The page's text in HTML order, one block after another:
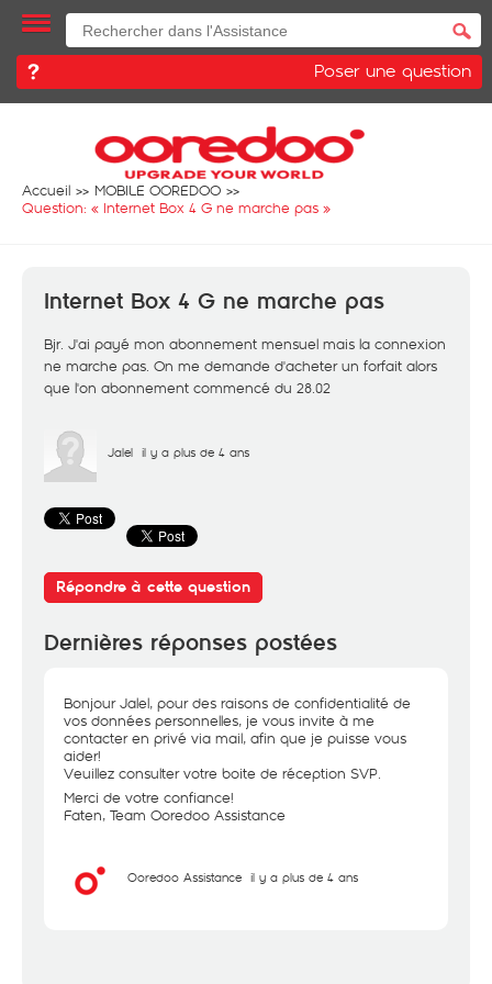
Poser une question
Accueil
MOBILE OOREDOO
Question: « Internet Box 4 G ne marche pas »
Internet Box 4 G ne marche pas
Bjr. J'ai payé mon abonnement mensuel mais la connexion
ne marche pas. On me demande d'acheter un forfait alors
que l'on abonnement commencé du 28.02
Jalel il y a plus de 4 ans
Répondre à cette question
Dernières réponses postées
Bonjour Jalel, pour des raisons de confidentialité de
vos données personnelles, je vous invite à me
contacter en privé via mail, afin que je puisse vous
aider!
Veuillez consulter votre boite de réception SVP.
Merci de votre confiance!
Faten, Team Ooredoo Assistance
Ooredoo Assistance il y a plus de 4 ans